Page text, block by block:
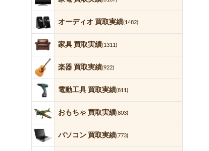
オーディオ 買取実績(1482)
家具 買取実績(1311)
楽器 買取実績(922)
電動工具 買取実績(811)
おもちゃ 買取実績(803)
パソコン 買取実績(773)